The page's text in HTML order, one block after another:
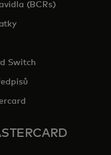
(BCRs)
in a new tab
Switch